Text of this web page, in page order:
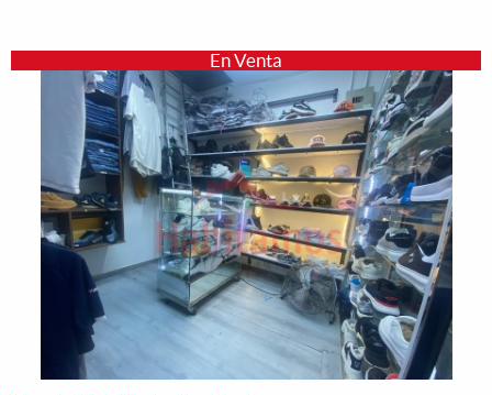
En Venta